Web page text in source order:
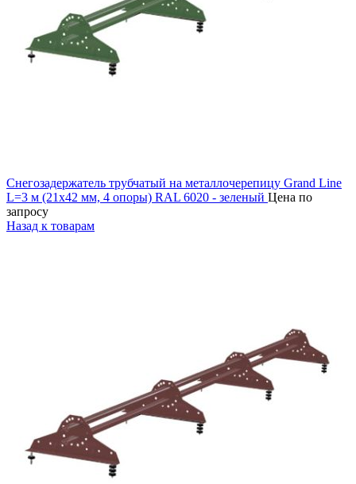
Снегозадержатель трубчатый на металлочерепицу Grand Line
L=3 м (21х42 мм, 4 опоры) RAL 6020 - зеленый Цена по
запросу
Назад к товарам